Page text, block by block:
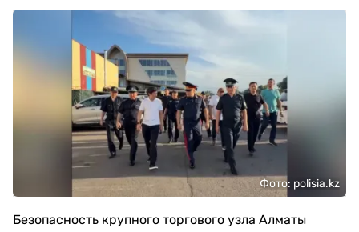
Фото: polisia.kz
Безопасность крупного торгового узла Алматы